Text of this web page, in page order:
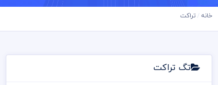
خانه تراکت
تگ تراکت